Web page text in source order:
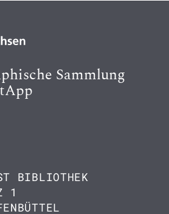
Sammlung
BIBLIOTHEK
1